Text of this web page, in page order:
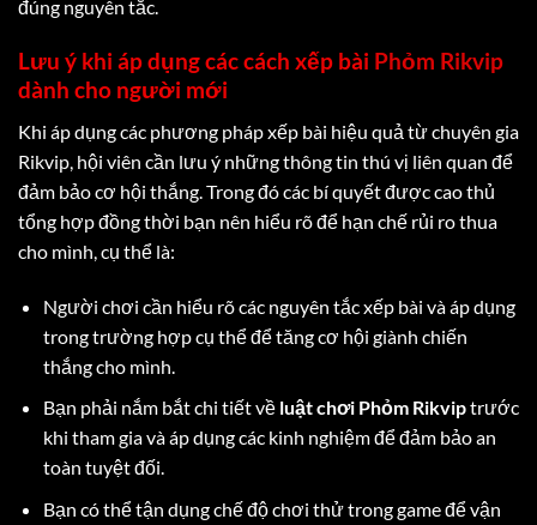
đúng nguyên tắc.
Lưu ý khi áp dụng các cách xếp bài Phỏm Rikvip
dành cho người mới
Khi áp dụng các phương pháp xếp bài hiệu quả từ chuyên gia
Rikvip, hội viên cần lưu ý những thông tin thú vị liên quan để
đảm bảo cơ hội thắng. Trong đó các bí quyết được cao thủ
tổng hợp đồng thời bạn nên hiểu rõ để hạn chế rủi ro thua
cho mình, cụ thể là:
Người chơi cần hiểu rõ các nguyên tắc xếp bài và áp dụng
trong trường hợp cụ thể để tăng cơ hội giành chiến
thắng cho mình.
Bạn phải nắm bắt chi tiết về luật chơi Phỏm Rikviptrước
khi tham gia và áp dụng các kinh nghiệm để đảm bảo an
toàn tuyệt đối.
Bạn có thể tận dụng chế độ chơi thử trong game để vận